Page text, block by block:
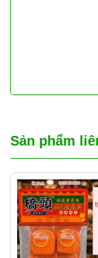
từ
hạng,
và an
thương
chuẩn
khe.
2. Thông
Sản phẩm